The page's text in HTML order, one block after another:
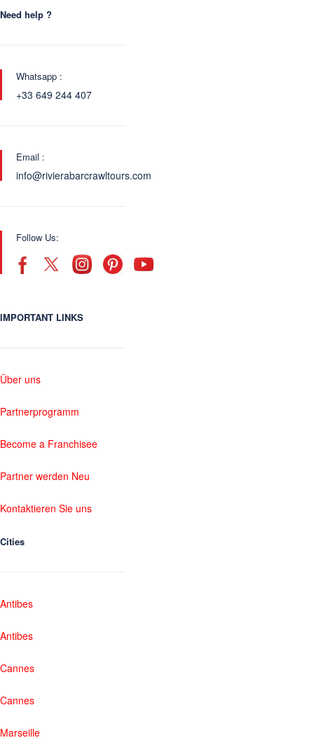
Need help ?
Whatsapp :
+33 649 244 407
Email :
info@rivierabarcrawltours.com
Follow Us:
IMPORTANT LINKS
Über uns
Partnerprogramm
Become a Franchisee
Partner werden Neu
Kontaktieren Sie uns
Cities
Antibes
Antibes
Cannes
Cannes
Marseille